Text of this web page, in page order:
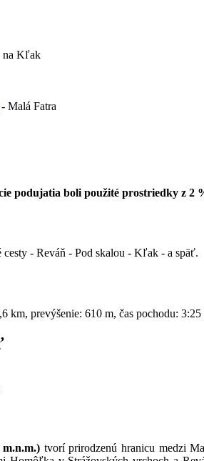
na Kľak
- Malá Fatra
podujatia boli použité prostriedky z 2
cesty - Reváň - Pod skalou - Kľak - a späť.
km, prevýšenie: 610 m, čas pochodu: 3:25
m.n.m.) tvorí prirodzenú hranicu medzi